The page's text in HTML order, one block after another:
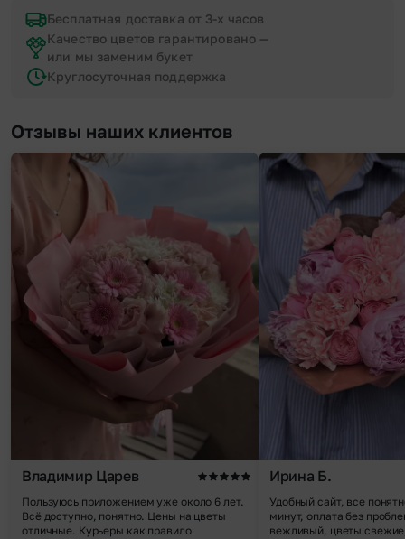
Бесплатная доставка от 3-х часов
Качество цветов гарантировано —
или мы заменим букет
Круглосуточная поддержка
Отзывы наших клиентов
Владимир Царев
Пользуюсь приложением уже около 6 лет.
Всё доступно, понятно. Цены на цветы
отличные. Курьеры как правило
Ирина Б.
Удобный сайт, все
минут, оплата без
вежливый, цветы